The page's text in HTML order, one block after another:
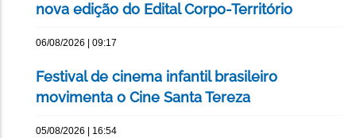
nova edição do Edital Corpo-Território
06/08/2026 | 09:17
Festival de cinema infantil brasileiro
movimenta o Cine Santa Tereza
05/08/2026 | 16:54